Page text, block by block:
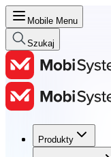
Mobile Menu
Szukaj
Produkty
Produkty